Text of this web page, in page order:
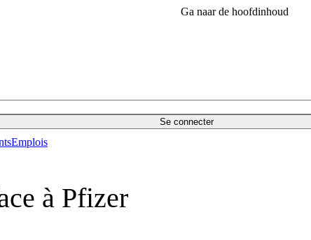
Ga naar de hoofdinhoud
Se connecter
Emplois
à Pfizer